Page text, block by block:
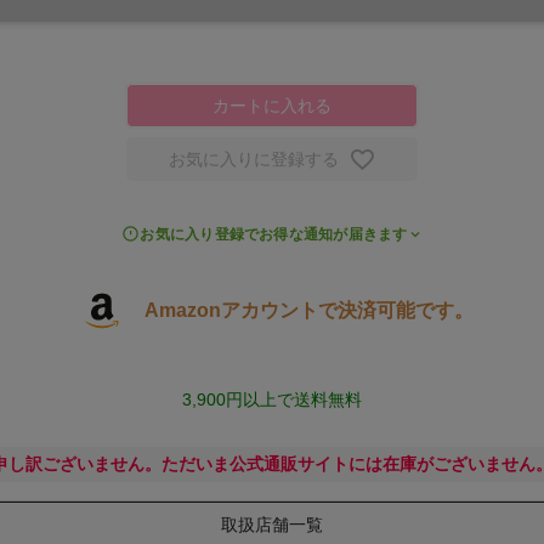
カートに入れる
お気に入りに登録する
お気に入り登録でお得な通知が届きます
Amazonアカウントで決済可能です。
3,900円以上で送料無料
し訳ございません。ただいま公式通販サイトには在庫がございません
取扱店舗一覧